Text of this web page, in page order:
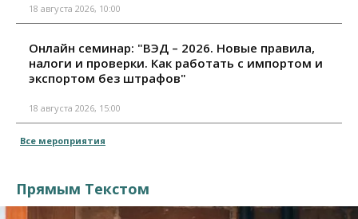
18 августа 2026, 10:00
Онлайн семинар: "ВЭД – 2026. Новые правила,
налоги и проверки. Как работать с импортом и
экспортом без штрафов"
18 августа 2026, 15:00
Все мероприятия
Прямым Текстом